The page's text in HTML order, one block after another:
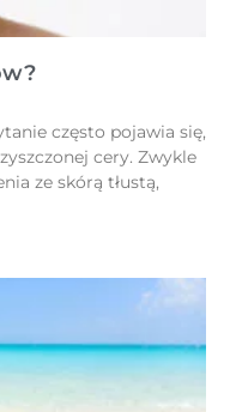
często pojawia się,
cery. Zwykle
ze skórą tłustą,